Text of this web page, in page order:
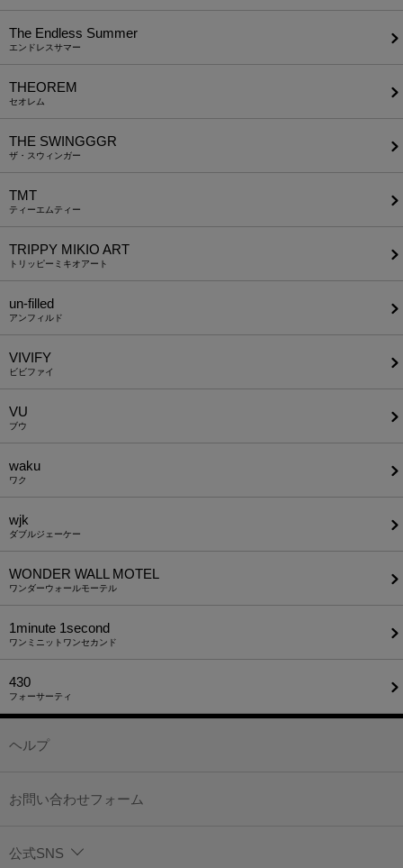
The Endless Summer
エンドレスサマー
THEOREM
セオレム
THE SWINGGGR
ザ・スウィンガー
TMT
ティーエムティー
TRIPPY MIKIO ART
トリッピーミキオアート
un-filled
アンフィルド
VIVIFY
ビビファイ
VU
ブウ
waku
ワク
wjk
ダブルジェーケー
WONDER WALL MOTEL
ワンダーウォールモーテル
1minute​ 1second
ワンミニットワンセカンド
430
フォーサーティ
ヘルプ
お問い合わせフォーム
公式SNS